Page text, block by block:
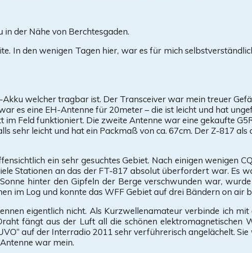
der Nähe von Berchtesgaden.
In den wenigen Tagen hier, war es für mich
welcher tragbar ist. Der Transceiver war mein treuer
es eine EH-Antenne für 20meter – die ist leicht und hat
Feld funktioniert. Die zweite Antenne war eine gekaufte
sehr leicht und hat ein Packmaß von ca. 67cm. Der Z-817
ein sehr gesuchtes Gebiet. Nach einigen wenigen
Stationen an das der FT-817 absolut überfordert war. Es
hinter den Gipfeln der Berge verschwunden war,
im Log und konnte das WFF Gebiet auf drei Bändern on air
eigentlich nicht. Als Kurzwellenamateur verbinde ich
fängt aus der Luft all die schönen elektromagnetischen
auf der Interradio 2011 sehr verführerisch angelächelt.
war mein.